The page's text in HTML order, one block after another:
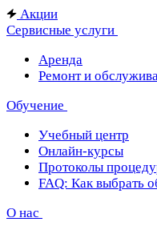
Акции
Сервисные услуги
Аренда
Ремонт и
Обучение
Учебный центр
Онлайн-курсы
Протоколы
FAQ: Как выбрать
О нас